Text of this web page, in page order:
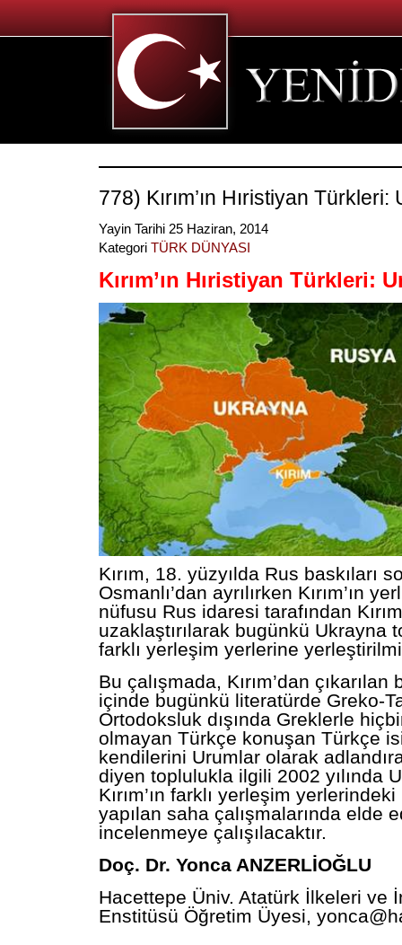
778) Kırım’ın Hıristiyan Türkleri:
Yayin Tarihi 25 Haziran, 2014
Kategori TÜRK DÜNYASI
Kırım’ın Hıristiyan Türkleri:
Kırım, 18. yüzyılda Rus baskıları
Osmanlı’dan ayrılırken Kırım’ın
nüfusu Rus idaresi tarafından
uzaklaştırılarak bugünkü Ukrayna
farklı yerleşim yerlerine
Bu çalışmada, Kırım’dan çıkarılan
içinde bugünkü literatürde Greko-
Ortodoksluk dışında Greklerle
olmayan Türkçe konuşan Türkçe
kendilerini Urumlar olarak
diyen toplulukla ilgili 2002 yılında
Kırım’ın farklı yerleşim
yapılan saha çalışmalarında elde
incelenmeye çalışılacaktır.
Doç. Dr. Yonca ANZERLİOĞLU
Hacettepe Üniv. Atatürk İlkeleri ve
Enstitüsü Öğretim Üyesi,